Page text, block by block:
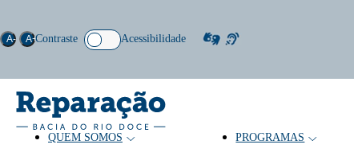
QUEM SOMOS PROGRAMAS
Acessibilidade
A- A+Contraste